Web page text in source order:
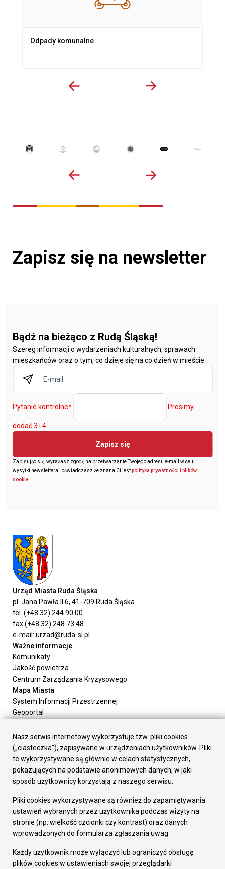
Odpady komunalne
Zapisz się na newsletter
Bądź na bieżąco z Rudą Śląską!
Szereg informacji o wydarzeniach kulturalnych, sprawach
mieszkańców oraz o tym, co dzieje się na co dzień w mieście.
Pytanie kontrolne* Prosimy
dodać 3 i 4.
Zapisz się
Zapisując się, wyrażasz zgodę na przetwarzanie Twojego adresu e-mail w celu
wysyłki newslettera i oświadczasz że znana Ci jestpolityka prywatności i plików
cookie.
Urząd Miasta Ruda Śląska
pl. Jana Pawła II 6, 41-709 Ruda Śląska
tel. (+48 32) 244 90 00
fax (+48 32) 248 73 48
e-mail: urzad@ruda-sl.pl
Ważne informacje
Komunikaty
Jakość powietrza
Centrum Zarządzania Kryzysowego
Mapa Miasta
System Informacji Przestrzennej
Geoportal
Załatw sprawę
Prezydent Miasta
Rada Miasta
Wydziały
Elektroniczna Skrzynka Podawcza
Gospodarka
Fundusze europejskie
Środki krajowe
Oferty inwestycyjne
Pozostałe
Deklaracja dostępności
Nasz serwis internetowy wykorzystuje tzw. pliki cookies
(„ciasteczka”), zapisywane w urządzeniach użytkowników. Pliki
te wykorzystywane są głównie w celach statystycznych,
pokazujących na podstawie anonimowych danych, w jaki
sposób użytkownicy korzystają z naszego serwisu.
Pliki cookies wykorzystywane są również do zapamiętywania
ustawień wybranych przez użytkownika podczas wizyty na
stronie (np. wielkość czcionki czy kontrast) oraz danych
wprowadzonych do formularza zgłaszania uwag.
Każdy użytkownik może wyłączyć lub ograniczyć obsługę
plików cookies w ustawieniach swojej przeglądarki